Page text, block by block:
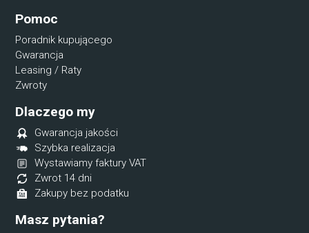
Pomoc
Poradnik kupującego
Gwarancja
Leasing / Raty
Zwroty
Dlaczego my
Gwarancja jakości
Szybka realizacja
Wystawiamy faktury VAT
Zwrot 14 dni
Zakupy bez podatku
Masz pytania?